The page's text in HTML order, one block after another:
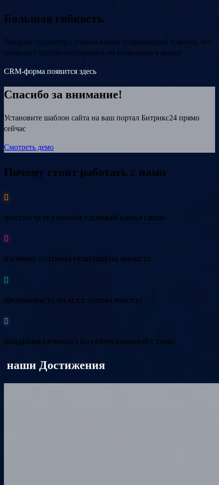
Большая гибкость
Лендинг создается с учетом ваших потребностей и целей, что
позволяет быстро реагировать на изменения в рынке
CRM-форма появится здесь
Спасибо за внимание!
Установите шаблон сайта на ваш портал Битрикс24 прямо
сейчас
Смотреть демо
Почему стоит работать с нами
ДОСТУП ЧЕРЕЗ ЛЮБОЙ УДОБНЫЙ КАНАЛ СВЯЗИ
НАЛИЧИЕ ГОТОВЫХ РЕШЕНИЙ НА МАРКЕТЕ
ПРОЗРАЧНОСТЬ НА ВСЕХ ЭТАПАХ РАБОТЫ
ПОДДЕРЖКА И РАБОТА ПО СОГЛАСОВАННОЙ СТАВКЕ
наши Достижения